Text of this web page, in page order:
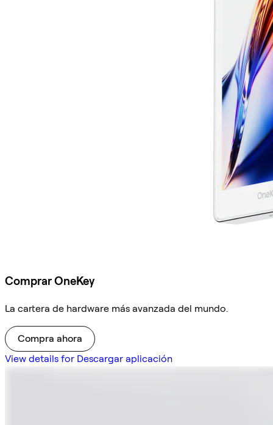
Comprar OneKey
La cartera de hardware más avanzada del mundo.
Compra ahora
View details for Descargar aplicación